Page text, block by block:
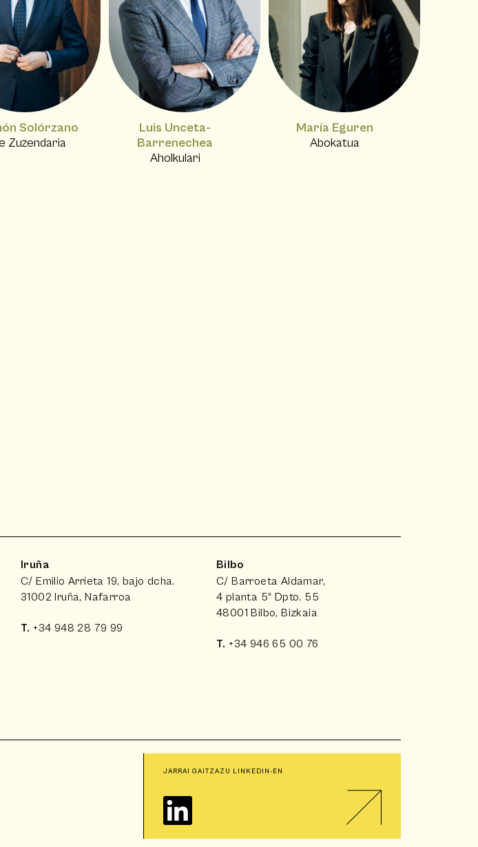
Solórzano
Zuzendaria
Luis Unceta-
Barrenechea
Aholkulari
María Eguren
Abokatua
Iruña
C/ Emilio Arrieta 19, bajo dcha.
31002 Iruña, Nafarroa
T. +34 948 28 79 99
Bilbo
C/ Barroeta Aldamar,
4 planta 5ª Dpto. 55
48001 Bilbo, Bizkaia
T. +34 946 65 00 76
JARRAI GAITZAZU LINKEDIN-EN